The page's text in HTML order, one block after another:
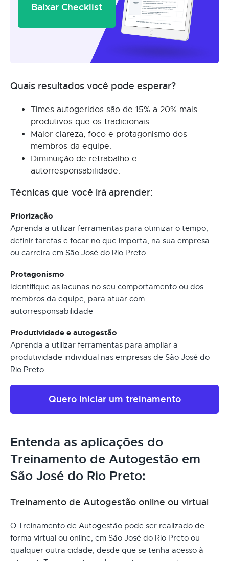
Baixar Checklist
Quais resultados você pode esperar?
Times autogeridos são de 15% a 20% mais
produtivos que os tradicionais.
Maior clareza, foco e protagonismo dos
membros da equipe.
Diminuição de retrabalho e
autorresponsabilidade.
Técnicas que você irá aprender:
Priorização
Aprenda a utilizar ferramentas para otimizar o tempo,
definir tarefas e focar no que importa, na sua empresa
ou carreira em São José do Rio Preto.
Protagonismo
Identifique as lacunas no seu comportamento ou dos
membros da equipe, para atuar com
autorresponsabilidade
Produtividade e autogestão
Aprenda a utilizar ferramentas para ampliar a
produtividade individual nas empresas de São José do
Rio Preto.
Quero iniciar um treinamento
Entenda as aplicações do
Treinamento de Autogestão em
São José do Rio Preto:
Treinamento de Autogestão online ou virtual
O Treinamento de Autogestão pode ser realizado de
forma virtual ou online, em São José do Rio Preto ou
qualquer outra cidade, desde que se tenha acesso à